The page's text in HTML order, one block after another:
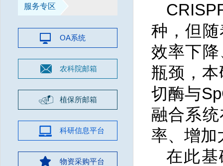
服务专区
OA系统
农科院邮箱
植保所邮箱
科研信息平台
物资采购平台
种，但
效率下
瓶颈，
切酶与
融合系
率、增加
在此